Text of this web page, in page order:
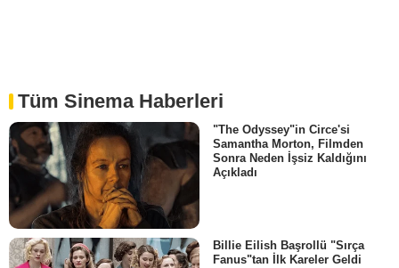
Tüm Sinema Haberleri
"The Odyssey"in Circe'si
Samantha Morton, Filmden
Sonra Neden İşsiz Kaldığını
Açıkladı
Billie Eilish Başrollü "Sırça
Fanus"tan İlk Kareler Geldi